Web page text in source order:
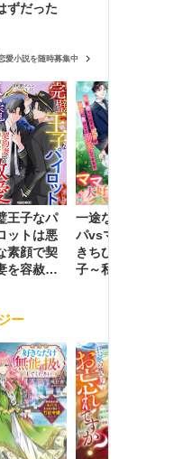
ずだった
愛小説を随時募集中
王子なパ
ットは悪
素顔で契
を容赦な
一途な社長パ
パvsママ大好
きちびっこ息
子～私を捨て
ー